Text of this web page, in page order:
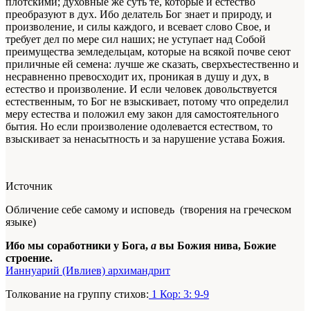
преобразуют в дух. Ибо делатель Бог знает и природу, и
произволение, и силы каждого, и всевает слово Свое, и
требует дел по мере сил наших; не уступает над Собой
преимущества земледельцам, которые на всякой почве сеют
приличные ей семена: лучше же сказать, сверхъестественно и
несравненно превосходит их, проникая в душу и дух, в
естество и произволение. И если человек довольствуется
естественным, то Бог не взыскивает, потому что определил
меру естества и положил ему закон для самостоятельного
бытия. Но если произволение одолевается естеством, то
взыскивает за ненасытность и за нарушение устава Божия.
Источник
Обличение себе самому и исповедь (творения на греческом
языке)
Ибо мы соработники у Бога, а вы Божия нива, Божие
строение.
Ианнуарий (Ивлиев) архимандрит
Толкование на группу стихов: 1 Кор: 3: 9-9